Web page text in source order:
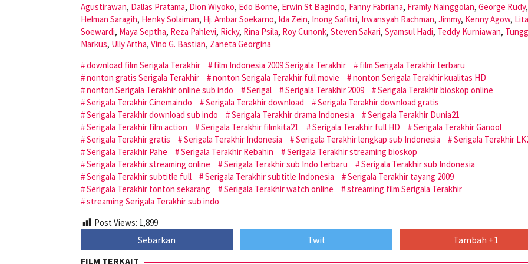
Agustirawan, Dallas Pratama, Dion Wiyoko, Edo Borne, Erwin St Bagindo, Fanny Fabriana, Framly Nainggolan, George Rudy,
Helman Saragih, Henky Solaiman, Hj. Ambar Soekarno, Ida Zein, Inong Safitri, Irwansyah Rachman, Jimmy, Kenny Agow, Lita
Soewardi, Maya Septha, Reza Pahlevi, Ricky, Rina Psila, Roy Cunonk, Steven Sakari, Syamsul Hadi, Teddy Kurniawan,
Markus, Ully Artha, Vino G. Bastian, Zaneta Georgina
download film Serigala Terakhir
film Indonesia 2009 Serigala Terakhir
film Serigala Terakhir terbaru
nonton gratis Serigala Terakhir
nonton Serigala Terakhir full movie
nonton Serigala Terakhir kualitas HD
nonton Serigala Terakhir online sub indo
Serigal Serigala Terakhir 2009
Serigala Terakhir bioskop online
Serigala Terakhir Cinemaindo
Serigala Terakhir download
Serigala Terakhir download gratis
Serigala Terakhir download sub indo
Serigala Terakhir drama Indonesia
Serigala Terakhir Dunia21
Serigala Terakhir film action
Serigala Terakhir filmkita21 Serigala Terakhir full HD
Serigala Terakhir Ganool
Serigala Terakhir gratis
Serigala Terakhir Indonesia Serigala Terakhir lengkap sub Indonesia
Serigala Terakhir
Serigala Terakhir Pahe
Serigala Terakhir Rebahin
Serigala Terakhir streaming bioskop
Serigala Terakhir streaming online
Serigala Terakhir sub Indo terbaru
Serigala Terakhir sub Indonesia
Serigala Terakhir subtitle full
Serigala Terakhir subtitle Indonesia
Serigala Terakhir tayang 2009
Serigala Terakhir tonton sekarang
Serigala Terakhir watch online
streaming film Serigala Terakhir
streaming Serigala Terakhir sub indo
Post Views: 1,899
Sebarkan Twit
Tambah +1
FILM TERKAIT